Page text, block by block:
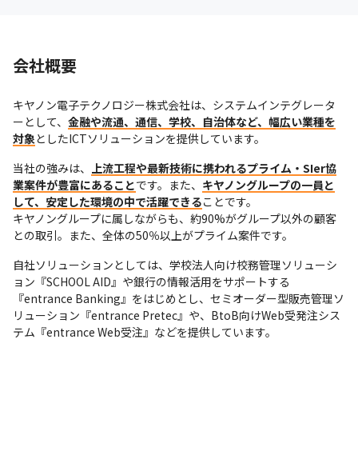
会社概要
キヤノン電子テクノロジー株式会社は、システムインテグレータ
ーとして、 金融や流通、通信、学校、自治体など、幅広い業種を
対象としたICTソリューションを提供しています。
当社の強みは、
上流工程や最新技術に携われるプライム・SIer協
業案件が豊富にあることです。また、 キヤノングループの一員と
して、安定した環境の中で活躍できることです。
キヤノングループに属しながらも、約90%がグループ以外の顧客
との取引。また、全体の50％以上がプライム案件です。
自社ソリューションとしては、学校法人向け校務管理ソリューシ
ョン『SCHOOL AID』や銀行の情報活用をサポートする
『entrance Banking』をはじめとし、セミオーダー型販売管理ソ
リューション『entrance Pretec』や、BtoB向けWeb受発注シス
テム『entrance Web受注』などを提供しています。